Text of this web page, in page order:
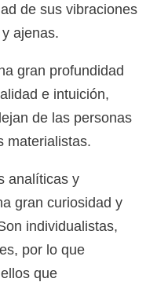
de sus vibraciones
ajenas.
gran profundidad
e intuición,
de las personas
materialistas.
analíticas y
gran curiosidad y
individualistas,
por lo que
que